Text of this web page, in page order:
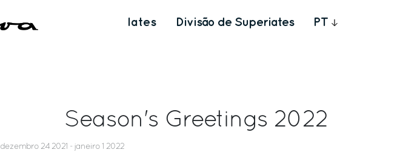
Iates Divisão de Superiates PT
Season's Greetings 2022
dezembro 24 2021 - janeiro 1 2022